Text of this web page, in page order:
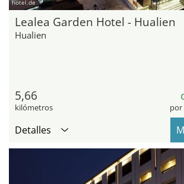
hotel.de
Lealea Garden Hotel - Hualien
Hualien
5,66
kilómetros por
Detalles